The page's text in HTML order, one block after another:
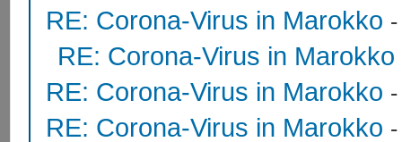
RE: Corona-Virus in Marokko
RE: Corona-Virus in Marokko
RE: Corona-Virus in Marokko
RE: Corona-Virus in Marokko